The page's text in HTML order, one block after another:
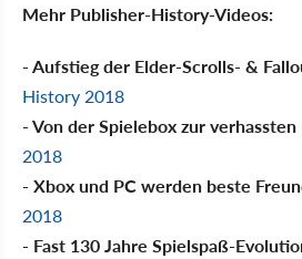
Mehr Publisher-History-Videos:
- Aufstieg der Elder-Scrolls- &
History 2018
- Von der Spielebox zur
2018
- Xbox und PC werden beste
2018
- Fast 130 Jahre Spielspaß-